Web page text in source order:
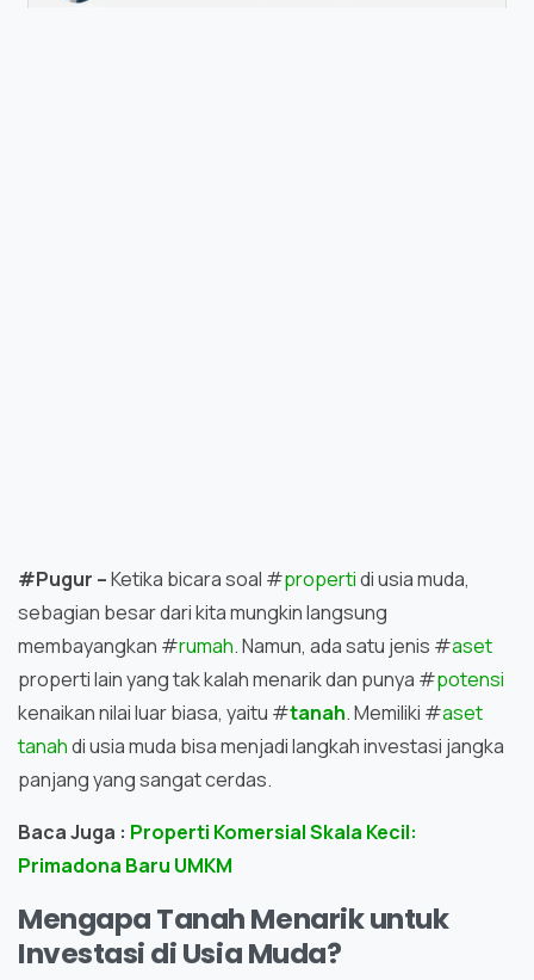
#Pugur –Ketika bicara soal #propertidi usia muda,
sebagian besar dari kita mungkin langsung
membayangkan #rumah. Namun, ada satu jenis #aset
properti lain yang tak kalah menarik dan punya #potensi
kenaikan nilai luar biasa, yaitu #tanah. Memiliki #aset
tanahdi usia muda bisa menjadi langkah investasi jangka
panjang yang sangat cerdas.
Baca Juga : Properti Komersial Skala Kecil:
Primadona Baru UMKM
Mengapa Tanah Menarik untuk
Investasi di Usia Muda?